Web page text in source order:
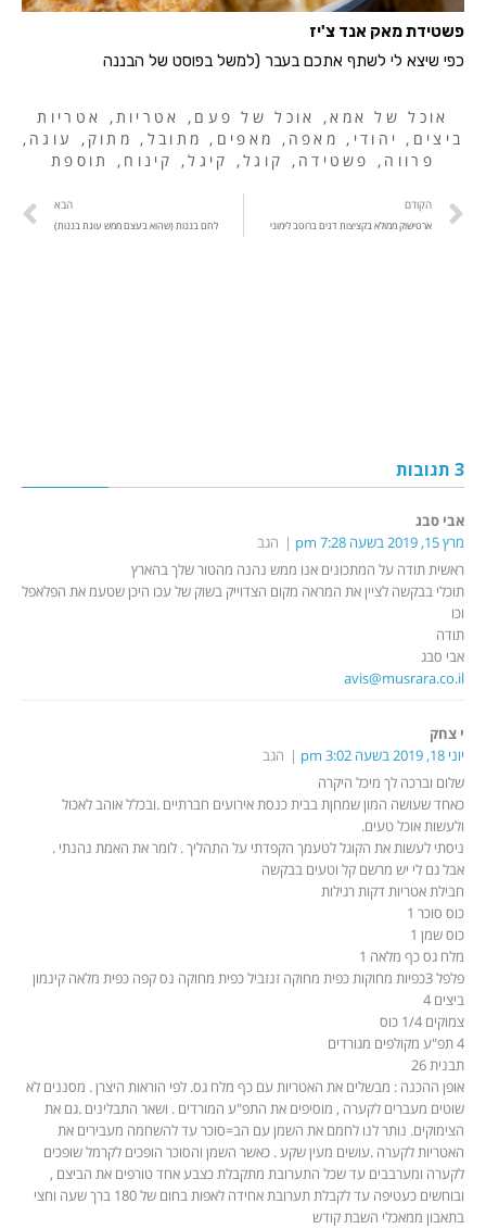
פשטידת מאק אנד צ'יז
כפי שיצא לי לשתף אתכם בעבר (למשל בפוסט של הבננה
אוכל של אמא, אוכל של פעם , אטריות,
אטריות
ביצים , יהודי , מאפה , מאפים , מתובל , מתוק , עוגה ,
פרווה , פשטידה , קוגל, קיגל, קינוח , תוספת
הקודם
ארטישוק ממולא בקציצות דגים ברוטב לימוני
הבא
לחם בננות (שהוא בעצם ממש עוגת בננות)
3 תגובות
אבי סבג
מרץ 15, 2019 בשעה 7:28 pm
הגב
ראשית תודה על המתכונים אנו ממש נהנה מהטור שלך בהארץ
תוכלי בבקשה לציין את המראה מקום הצדוייק בשוק של עכו היכן שטעמ את הפלאפל
וכו
תודה
אבי סבג
avis@musrara.co.il
י צחק
יוני 18, 2019 בשעה 3:02 pm
הגב
שלום וברכה לך מיכל היקרה
כאחד שעושה המון שמחןת בבית כנסת אירועים חברתיים .ובכלל אוהב לאכול
ולעשות אוכל טעים.
ניסתי לעשות את הקוגל לטעמך הקפדתי על התהליך . לומר את האמת נהנתי .
אבל גם לי יש מרשם קל וטעים בבקשה
חבילת אטריות דקות רגילות
כוס סוכר 1
כוס שמן 1
מלח גס כף מלאה 1
פלפל 3כפיות מחוקות כפית מחוקה זנזביל כפית מחוקה נס קפה כפית מלאה קינמון
ביצים 4
צמוקים 1/4 כוס
4 תפ"ע מקולפים מגורדים
תבנית 26
אופן ההכנה : מבשלים את האטריות עם כף מלח גס. לפי הוראות היצרן . מסננים לא
שוטים מעברים לקערה , מוסיפים את התפ"ע המורדים . ושאר התבלינים .גם את
הצימוקים. נותר לנו לחמם את השמן עם הב=סוכר עד להשחמה מעבירים את
האטריות לקערה .עושים מעין שקע . כאשר השמן והסוכר הופכים לקרמל שופכים
לקערה ומערבבים עד שכל התערובת מתקבלת כצבע אחד טורפים את הביצם ,
ובוחשים כעטיפה עד לקבלת תערובת אחידה לאפות בחום של 180 ברך שעה וחצי
בתאבון ממאכלי השבת קודש